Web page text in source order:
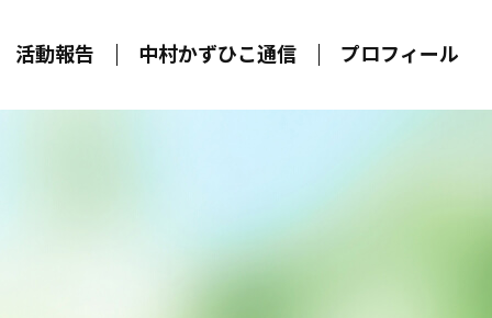
活動報告 中村かずひこ通信 プロフィール